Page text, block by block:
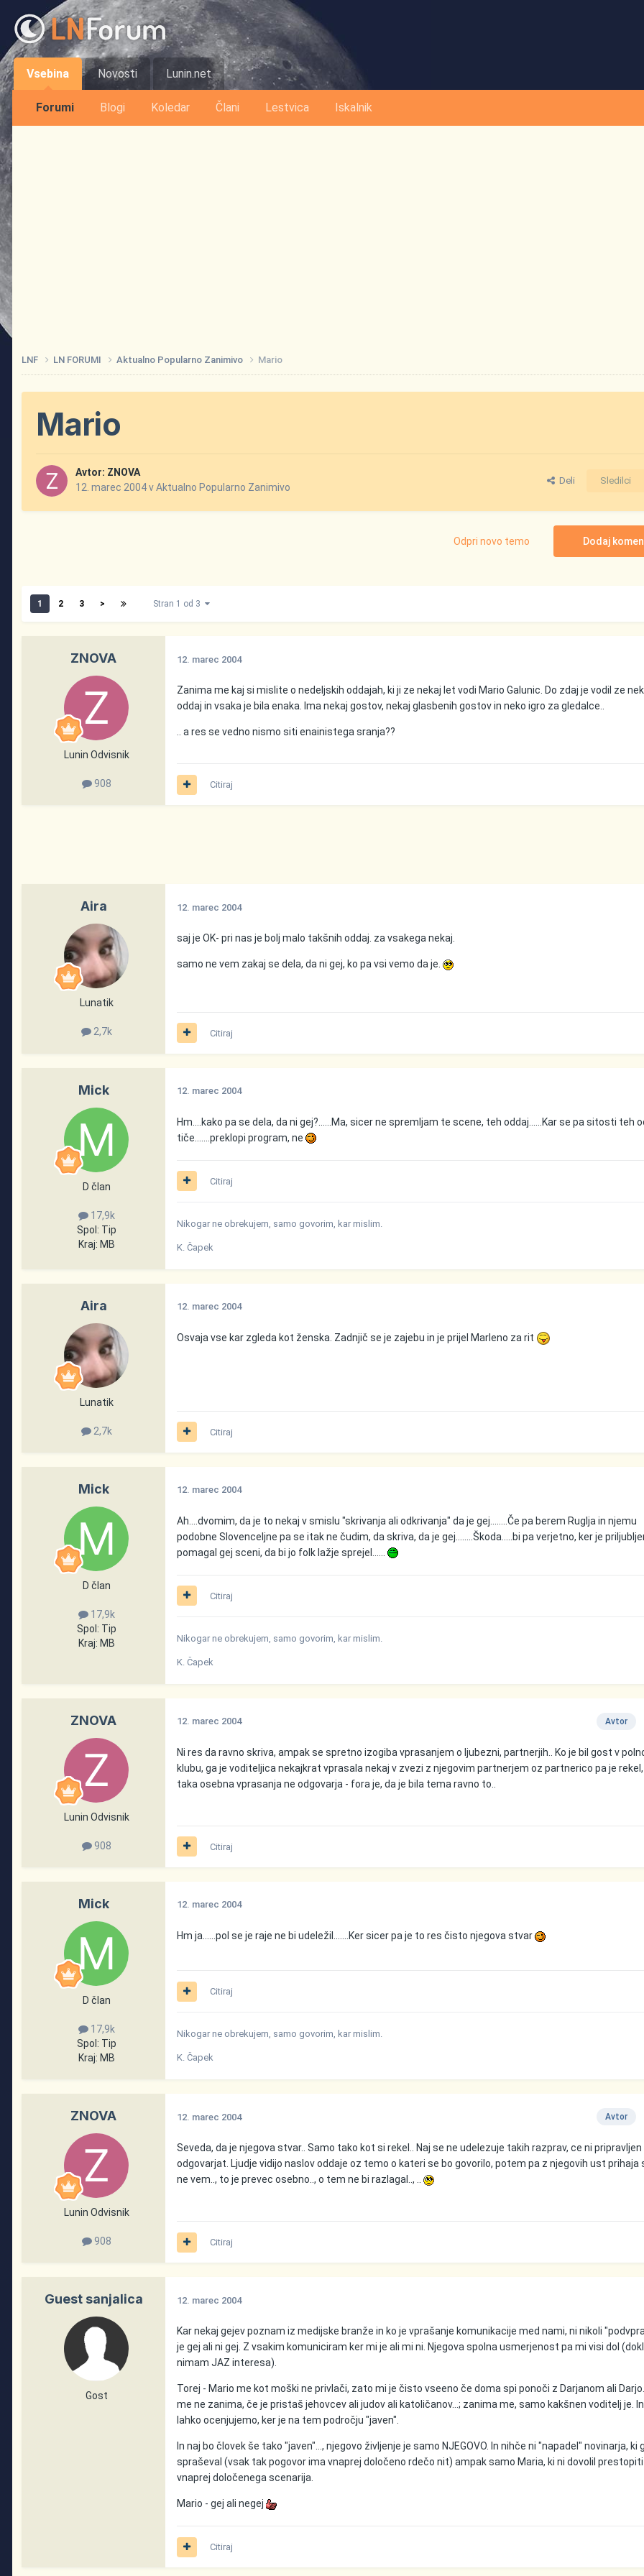
Vsebina
Forumi Blogi Koledar Člani Lestvica Iskalnik
Novosti Lunin.net
LNF LN FORUMI Aktualno Popularno Zanimivo Mario
Mario
Avtor: ZNOVA
12. marec 2004vAktualno Popularno Zanimivo
Deli Sledilci
Dodaj
Odpri novo temo
1 2 3 > Stran 1 od 3
ZNOVA
Lunin Odvisnik
908
12. marec 2004
Zanima me kaj si mislite o nedeljskih oddajah, ki ji ze nekaj let vodi Mario Galunic. Do zdaj je vodil ze
oddaj in vsaka je bila enaka. Ima nekaj gostov, nekaj glasbenih gostov in neko igro za gledalce..
.. a res se vedno nismo siti enainistega sranja??
Citiraj
Aira
Lunatik
2,7k
12. marec 2004
saj je OK- pri nas je bolj malo takšnih oddaj. za vsakega nekaj.
samo ne vem zakaj se dela, da ni gej, ko pa vsi vemo da je.
Citiraj
Mick
D član
17,9k
Spol: Tip
Kraj: MB
12. marec 2004
Hm....kako pa se dela, da ni gej?......Ma, sicer ne spremljam te scene, teh oddaj......Kar se pa sitosti teh
tiče.......preklopi program, ne
Citiraj
Nikogar ne obrekujem, samo govorim, kar mislim.
K. Čapek
Aira
Lunatik
2,7k
12. marec 2004
Osvaja vse kar zgleda kot ženska. Zadnjič se je zajebu in je prijel Marleno za rit
Citiraj
Mick
D član
17,9k
Spol: Tip
Kraj: MB
12. marec 2004
Ah....dvomim, da je to nekaj v smislu "skrivanja ali odkrivanja" da je gej........Če pa berem Ruglja in njemu
podobne Slovenceljne pa se itak ne čudim, da skriva, da je gej........Škoda.....bi pa verjetno, ker je
pomagal gej sceni, da bi jo folk lažje sprejel......
Citiraj
Nikogar ne obrekujem, samo govorim, kar mislim.
K. Čapek
ZNOVA
Lunin Odvisnik
908
Avtor
12. marec 2004
Ni res da ravno skriva, ampak se spretno izogiba vprasanjem o ljubezni, partnerjih.. Ko je bil gost v
klubu, ga je voditeljica nekajkrat vprasala nekaj v zvezi z njegovim partnerjem oz partnerico pa je
taka osebna vprasanja ne odgovarja - fora je, da je bila tema ravno to..
Citiraj
Mick
D član
17,9k
Spol: Tip
Kraj: MB
12. marec 2004
Hm ja......pol se je raje ne bi udeležil.......Ker sicer pa je to res čisto njegova stvar
Citiraj
Nikogar ne obrekujem, samo govorim, kar mislim.
K. Čapek
ZNOVA
Lunin Odvisnik
908
Avtor
12. marec 2004
Seveda, da je njegova stvar.. Samo tako kot si rekel.. Naj se ne udelezuje takih razprav, ce ni pripravljen
odgovarjat. Ljudje vidijo naslov oddaje oz temo o kateri se bo govorilo, potem pa z njegovih ust prihaja
ne vem.., to je prevec osebno.., o tem ne bi razlagal.., ..
Citiraj
Guest sanjalica
Gost
12. marec 2004
Kar nekaj gejev poznam iz medijske branže in ko je vprašanje komunikacije med nami, ni nikoli
je gej ali ni gej. Z vsakim komuniciram ker mi je ali mi ni. Njegova spolna usmerjenost pa mi visi dol
nimam JAZ interesa).
Torej - Mario me kot moški ne privlači, zato mi je čisto vseeno če doma spi ponoči z Darjanom ali
me ne zanima, če je pristaš jehovcev ali judov ali katoličanov...; zanima me, samo kakšnen voditelj je.
lahko ocenjujemo, ker je na tem področju "javen".
In naj bo človek še tako "javen"..., njegovo življenje je samo NJEGOVO. In nihče ni "napadel" novinarja, ki
spraševal (vsak tak pogovor ima vnaprej določeno rdečo nit) ampak samo Maria, ki ni dovolil prestopiti
vnaprej določenega scenarija.
Mario - gej ali negej
Citiraj